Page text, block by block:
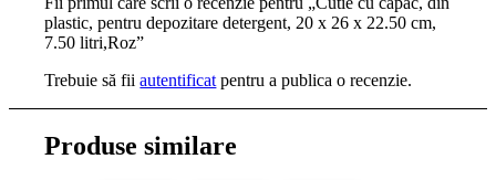
plastic, pentru depozitare detergent, 20 x 26 x 22.50 cm,
7.50 litri,Roz”
Trebuie să fiiautentificat pentru a publica o recenzie.
Produse similare